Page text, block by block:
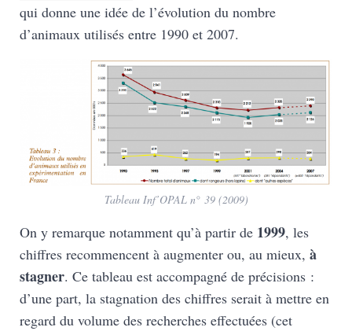
qui donne une idée de l’évolution du nombre
d’animaux utilisés entre 1990 et 2007.
Tableau Inf’OPAL n° 39 (2009)
On y remarque notamment qu’à partir de 1999, les
chiffres recommencent à augmenter ou, au mieux, à
stagner. Ce tableau est accompagné de précisions :
d’une part, la stagnation des chiffres serait à mettre en
regard du volume des recherches effectuées (cet